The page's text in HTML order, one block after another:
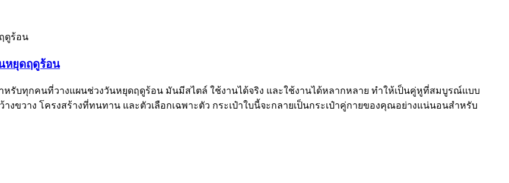
หยุดฤดูร้อน
หรับทุกคนที่วางแผนช่วงวันหยุดฤดูร้อน มันมีสไตล์ ใช้งานได้จริง และใช้งานได้หลากหลาย ทำให้เป็นคู่หูที่สมบูรณ์แบบ
วาง โครงสร้างที่ทนทาน และตัวเลือกเฉพาะตัว กระเป๋าใบนี้จะกลายเป็นกระเป๋าคู่กายของคุณอย่างแน่นอนสำหรับ